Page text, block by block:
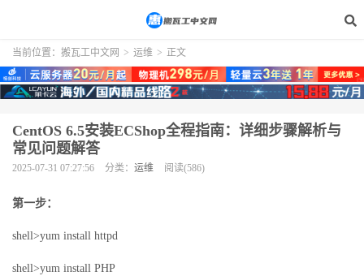
当前位置： 搬瓦工中文网 > 运维 > 正文
CentOS 6.5安装ECShop全程指南：详细步骤解析与
常见问题解答
2025-07-31 07:27:56 分类： 运维 阅读(586)
第一步：
shell>yum install httpd
shell>yum install PHP